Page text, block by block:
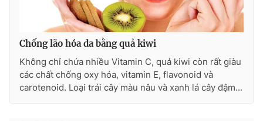
Chống lão hóa da bằng quả kiwi
Không chỉ chứa nhiều Vitamin C, quả kiwi còn rất giàu
các chất chống oxy hóa, vitamin E, flavonoid và
carotenoid. Loại trái cây màu nâu và xanh lá cây đậm...